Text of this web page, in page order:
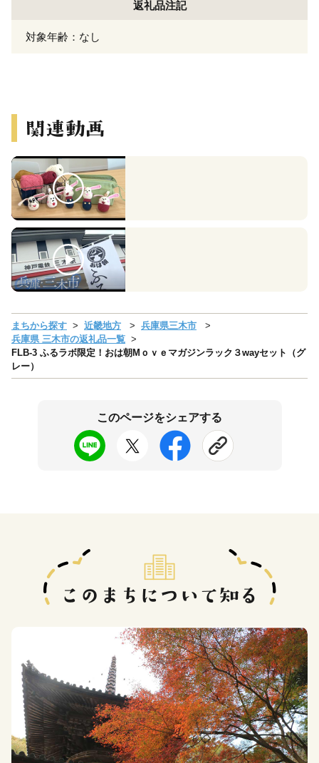
返礼品注記
対象年齢：なし
まちから探す 近畿地方
兵庫県三木市
兵庫県 三木市の返礼品一覧
FLB-3 ふるラボ限定！おは朝Mｏｖｅマガジンラック３wayセット（グ
レー）
このページをシェアする